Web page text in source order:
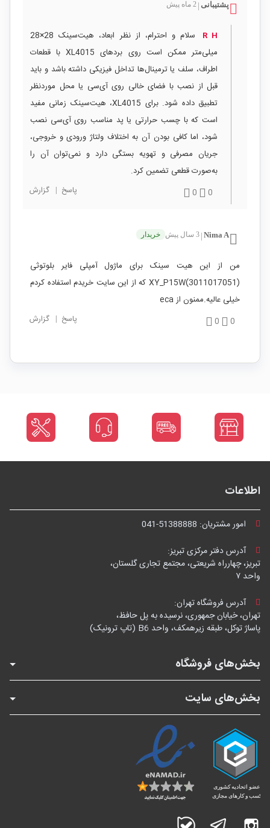
پشتیبانی 2 ماه پیش
R H
سلام و احترام، از نظر ابعاد، هیت‌سینک 28×28
میلی‌متر ممکن است روی بردهای XL4015 با قطعات
اطراف، سلف یا ترمینال‌ها تداخل فیزیکی داشته باشد و باید
قبل از نصب با فضای خالی روی آی‌سی یا محل موردنظر
تطبیق داده شود. برای XL4015، هیت‌سینک زمانی مفید
است که با چسب حرارتی یا پد مناسب روی آی‌سی نصب
شود، اما کافی بودن آن به اختلاف ولتاژ ورودی و خروجی،
جریان مصرفی و تهویه بستگی دارد و نمی‌توان آن را
به‌صورت قطعی تضمین کرد.
0
0 پاسخ | گزارش
Nima A 3 سال پیش خریدار
من از این هیت سینک برای ماژول آمپلی فایر بلوتوثی
(XY_P15W(3011017051 که از این سایت خریدم استفاده کردم
خیلی عالیه.ممنون از eca
0
0 پاسخ | گزارش
اطلاعات
امور مشتریان: 041-51388888
آدرس دفتر مرکزی تبریز:
تبریز، چهارراه شریعتی، مجتمع تجاری گلستان،
واحد ۷
آدرس فروشگاه تهران:
تهران، خیابان جمهوری، نرسیده به پل حافظ،
پاساژ توکل، طبقه زیرهمکف، واحد B6 (تاپ ترونیک)
بخش‌های فروشگاه
بخش‌های سایت
اینستاگرام تلگرام